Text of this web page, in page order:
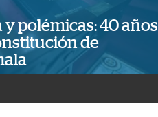
y polémicas: 40 años
de